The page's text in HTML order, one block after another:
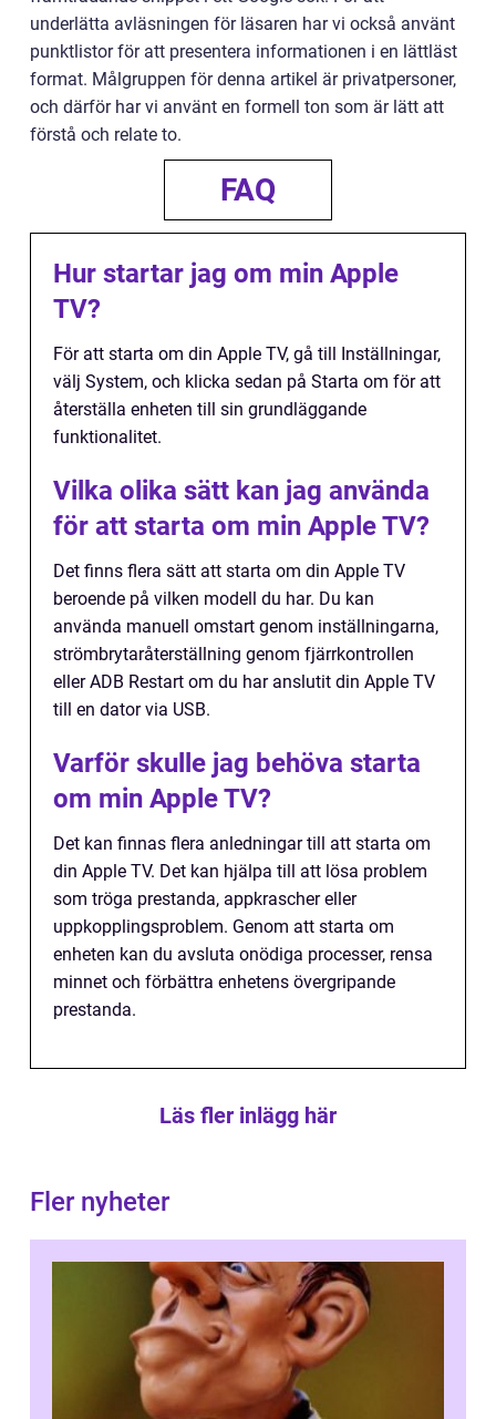
underlätta avläsningen för läsaren har vi också använt
punktlistor för att presentera informationen i en lättläst
format. Målgruppen för denna artikel är privatpersoner,
och därför har vi använt en formell ton som är lätt att
förstå och relate to.
FAQ
Hur startar jag om min Apple
TV?
För att starta om din Apple TV, gå till Inställningar,
välj System, och klicka sedan på Starta om för att
återställa enheten till sin grundläggande
funktionalitet.
Vilka olika sätt kan jag använda
för att starta om min Apple TV?
Det finns flera sätt att starta om din Apple TV
beroende på vilken modell du har. Du kan
använda manuell omstart genom inställningarna,
strömbrytaråterställning genom fjärrkontrollen
eller ADB Restart om du har anslutit din Apple TV
till en dator via USB.
Varför skulle jag behöva starta
om min Apple TV?
Det kan finnas flera anledningar till att starta om
din Apple TV. Det kan hjälpa till att lösa problem
som tröga prestanda, appkrascher eller
uppkopplingsproblem. Genom att starta om
enheten kan du avsluta onödiga processer, rensa
minnet och förbättra enhetens övergripande
prestanda.
Läs fler inlägg här
Fler nyheter